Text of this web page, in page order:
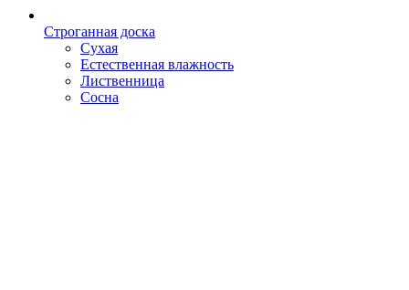
Строганная доска
Сухая
Естественная влажность
Лиственница
Сосна